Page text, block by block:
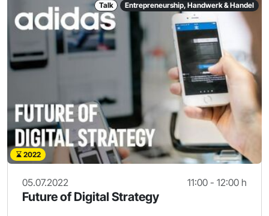
Talk Entrepreneurship, Handwerk & Handel
2022
05.07.2022 11:00 - 12:00 h
Future of Digital Strategy